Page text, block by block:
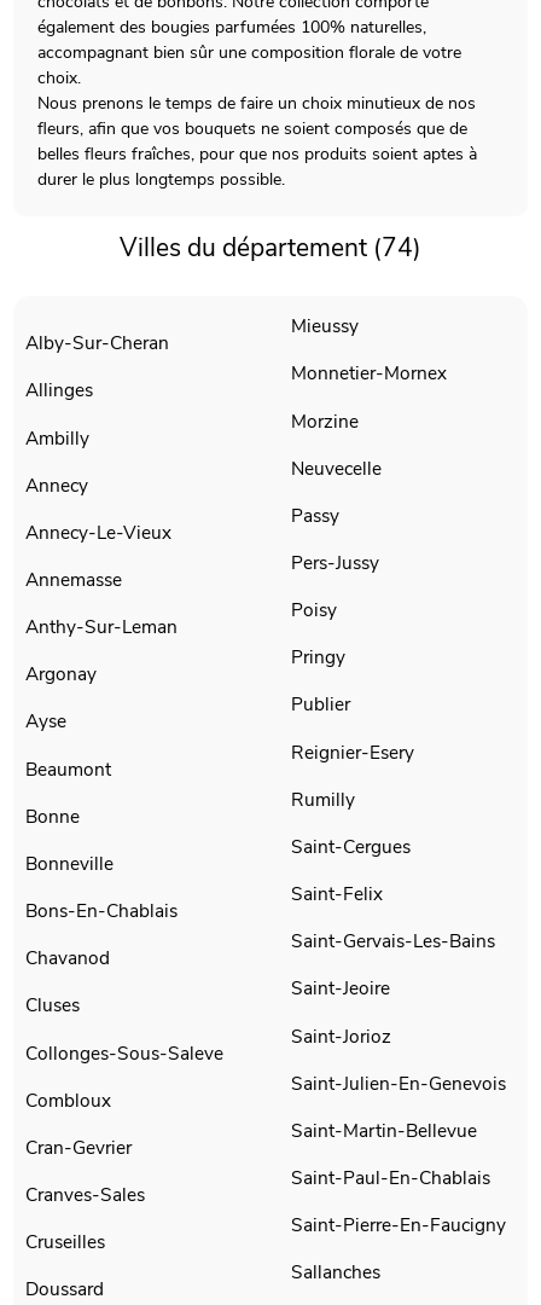
également des bougies parfumées 100% naturelles,
accompagnant bien sûr une composition florale de votre
choix.
Nous prenons le temps de faire un choix minutieux de nos
fleurs, afin que vos bouquets ne soient composés que de
belles fleurs fraîches, pour que nos produits soient aptes à
durer le plus longtemps possible.
Villes du département (74)
Alby-Sur-Cheran
Allinges
Ambilly
Annecy
Annecy-Le-Vieux
Annemasse
Anthy-Sur-Leman
Argonay
Ayse
Beaumont
Bonne
Bonneville
Bons-En-Chablais
Chavanod
Cluses
Collonges-Sous-Saleve
Combloux
Cran-Gevrier
Cranves-Sales
Cruseilles
Doussard
Mieussy
Monnetier-Mornex
Morzine
Neuvecelle
Passy
Pers-Jussy
Poisy
Pringy
Publier
Reignier-Esery
Rumilly
Saint-Cergues
Saint-Felix
Saint-Gervais-Les-Bains
Saint-Jeoire
Saint-Jorioz
Saint-Julien-En-Genevois
Saint-Martin-Bellevue
Saint-Paul-En-Chablais
Saint-Pierre-En-Faucigny
Sallanches